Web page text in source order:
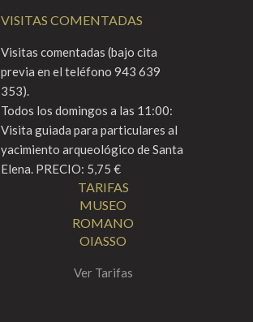
VISITAS COMENTADAS
Visitas comentadas (bajo cita
previa en el teléfono 943 639
353).
Todos los domingos a las 11:00:
Visita guiada para particulares al
yacimiento arqueológico de Santa
Elena. PRECIO: 5,75 €
TARIFAS
MUSEO
ROMANO
OIASSO
Ver Tarifas